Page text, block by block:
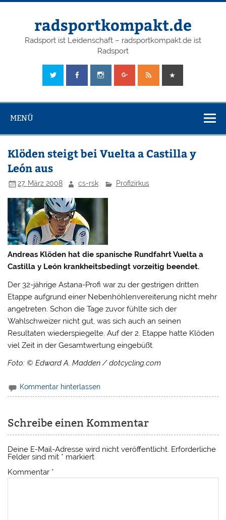
radsportkompakt.de
Radsport ist Leidenschaft – radsportkompakt.de ist
Radsport
MENÜ
Klöden steigt bei Vuelta a Castilla y
León aus
27. März 2008 cs-rsk Profizirkus
Andreas Klöden hat die spanische Rundfahrt Vuelta a
Castilla y León krankheitsbedingt vorzeitig beendet.
Der 32-jährige Astana-Profi war zu der gestrigen dritten
Etappe aufgrund einer Nebenhöhlenvereiterung nicht mehr
angetreten. Schon die Tage zuvor fühlte sich der
Wahlschweizer nicht gut, was sich auch an seinen
Resultaten wiederspiegelte. Auf der 2. Etappe hatte Klöden
viel Zeit in der Gesamtwertung eingebüßt.
Foto: © Edward A. Madden / dotcycling.com
Kommentar hinterlassen
Schreibe einen Kommentar
Deine E-Mail-Adresse wird nicht veröffentlicht. Erforderliche
Felder sind mit * markiert
Kommentar *